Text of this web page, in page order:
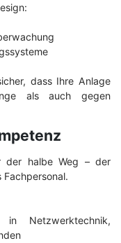
dass Ihre Anlage
als auch gegen
der halbe Weg – der
Netzwerktechnik,